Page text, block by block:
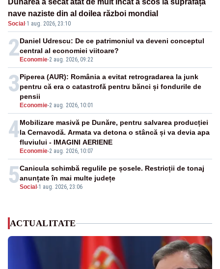
Dunărea a secat atât de mult încât a scos la suprafață
nave naziste din al doilea război mondial
Social ·1 aug. 2026, 23:10
2 Economie-2 aug. 2026, 09:22
Daniel Udrescu: De ce patrimoniul va deveni conceptul
central al economiei viitoare?
3
Economie-2 aug. 2026, 10:01
Piperea (AUR): România a evitat retrogradarea la junk
pentru că era o catastrofă pentru bănci și fondurile de
pensii
4
Economie-2 aug. 2026, 10:07
Mobilizare masivă pe Dunăre, pentru salvarea producției
la Cernavodă. Armata va detona o stâncă și va devia apa
fluviului - IMAGINI AERIENE
5Social -1 aug. 2026, 23:06
Canicula schimbă regulile pe șosele. Restricții de tonaj
anunțate în mai multe județe
ACTUALITATE